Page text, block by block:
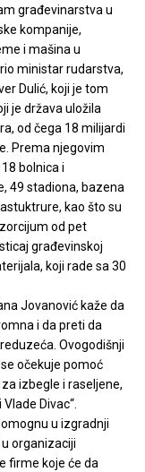
građevinarstva u
kompanije,
i mašina u
ministar rudarstva,
Dulić, koji je tom
je država uložila
od čega 18 milijardi
Prema njegovim
bolnica i
49 stadiona, bazena
kao što su
od pet
građevinskoj
koji rade sa 30
Jovanović kaže da
i da preti da
Ovogodišnji
očekuje pomoć
izbegle i raseljene,
Divac“.
u izgradnji
organizaciji
firme koje će da